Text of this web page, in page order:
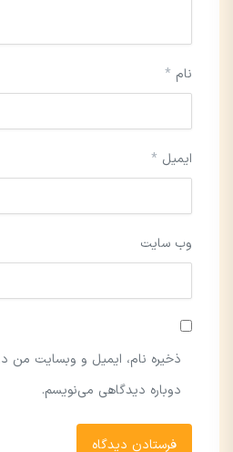
نام *
ایمیل *
وب‌ سایت
ذخیره نام، ایمیل و وبسایت من
دوباره دیدگاهی می‌نویسم.